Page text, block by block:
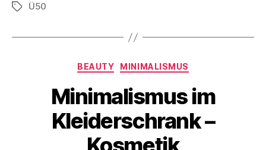
Schlagwörter
Ü50
Kategorien
BEAUTY MINIMALISMUS
Minimalismus im
Kleiderschrank –